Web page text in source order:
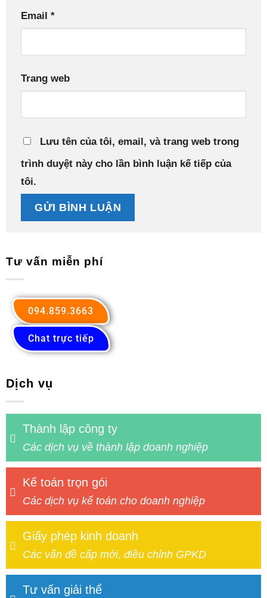
Email *
Trang web
Lưu tên của tôi, email, và trang web trong
trình duyệt này cho lần bình luận kế tiếp của
tôi.
Tư vấn miễn phí
094.859.3663
Chat trực tiếp
Dịch vụ
Thành lập công ty
Các dịch vụ về thành lập doanh nghiệp
Kế toán trọn gói
Các dịch vụ kế toán cho doanh nghiệp
Giấy phép kinh doanh
Các vấn đề cấp mới, điều chỉnh GPKD
Tư vấn giải thể